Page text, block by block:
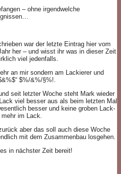
– ohne irgendwelche
war der letzte Eintrag hier vom
her – und wisst ihr was in dieser Zeit
viel jedenfalls.
an mir sondern am Lackierer und
$%/&%/§%!.
seit letzter Woche steht Mark wieder
viel besser aus als beim letzten Mal
besser und keine groben Lack-
im Lack.
aber das soll auch diese Woche
mit dem Zusammenbau losgehen.
in nächster Zeit bereit!